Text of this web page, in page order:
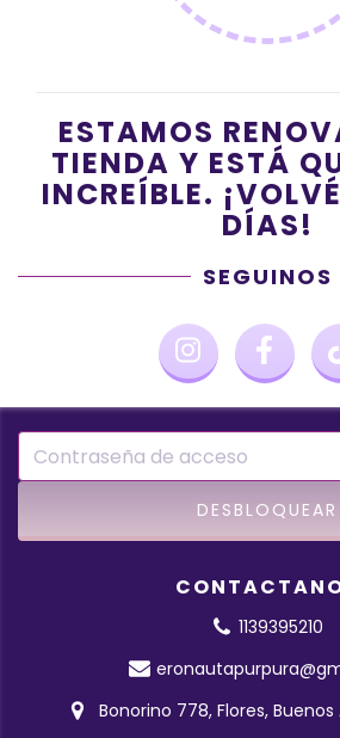
ESTAMOS
TIENDA Y ESTÁ
INCREÍBLE.
DÍAS!
SEGUINOS
1139395210
Bonorino 778, Flores,